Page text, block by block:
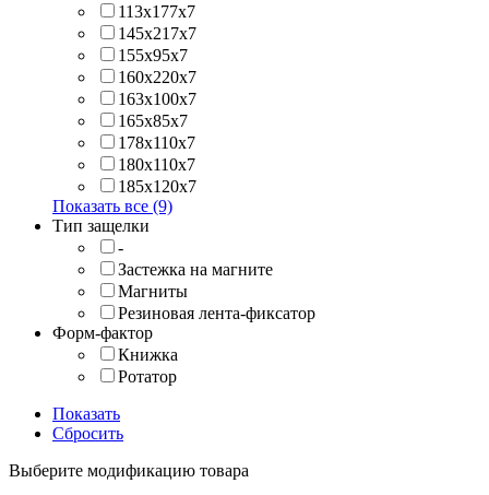
113x177x7
145x217x7
155x95x7
160x220x7
163x100x7
165x85x7
178x110x7
180x110x7
185x120x7
Показать все (9)
Тип защелки
-
Застежка на магните
Магниты
Резиновая лента-фиксатор
Форм-фактор
Книжка
Ротатор
Показать
Сбросить
Выберите модификацию товара